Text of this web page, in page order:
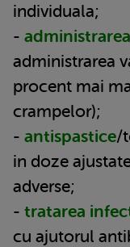
individuala;
-
administrarea
procent mai
crampelor);
- antispastice/
in doze
adverse;
- tratarea
cu ajutorul